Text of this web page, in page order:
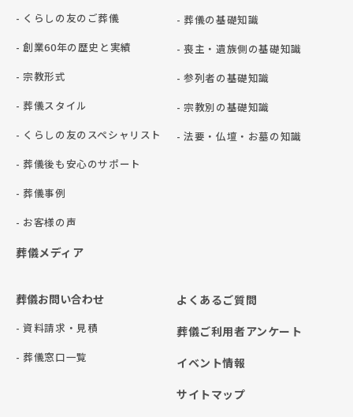
- くらしの友のご葬儀
- 創業60年の歴史と実績
- 宗教形式
- 葬儀スタイル
- くらしの友のスペシャリスト
- 葬儀後も安心のサポート
- 葬儀事例
- お客様の声
葬儀メディア
- 葬儀の基礎知識
- 喪主・遺族側の基礎知識
- 参列者の基礎知識
- 宗教別の基礎知識
- 法要・仏壇・お墓の知識
葬儀お問い合わせ
- 資料請求・見積
- 葬儀窓口一覧
よくあるご質問
葬儀ご利用者アンケート
イベント情報
サイトマップ